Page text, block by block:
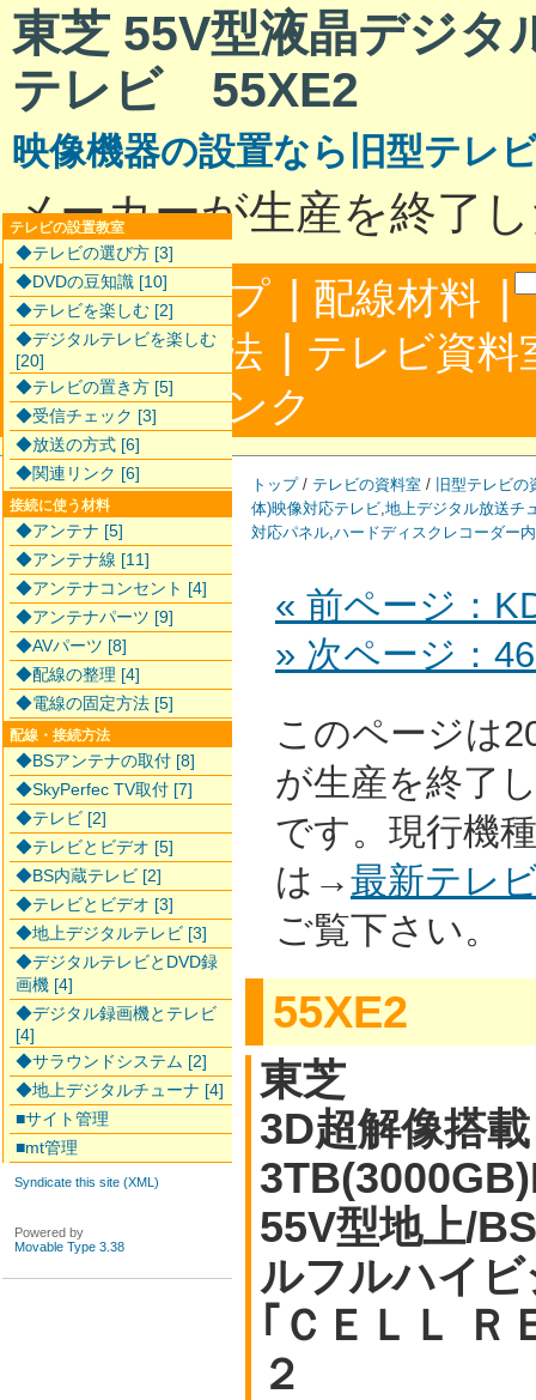
東芝 55V型液晶デジタ
テレビ 55XE2
映像機器の設置なら旧型テレ
メーカーが生産を終了
サイトマップ | 配線材料 |
配線接続方法 | テレビ資料
合わせ|リンク
トップ/ テレビの資料室 / 旧型テレビの
体)映像対応テレビ,地上デジタル放送チ
対応パネル,ハードディスクレコーダー
« 前ページ：
» 次ページ：
このページは
が生産を終了
です。現行機
は→最新テレ
ご覧下さい。
55XE2
東芝
3D超解像搭載
55V型地上/
ルフルハイ
｢ＣＥＬＬ Ｒ
２
テレビの設置教室
◆テレビの選び方 [3]
◆DVDの豆知識 [10]
◆テレビを楽しむ [2]
◆デジタルテレビを楽しむ
[20]
◆テレビの置き方 [5]
◆受信チェック [3]
◆放送の方式 [6]
◆関連リンク [6]
接続に使う材料
◆アンテナ [5]
◆アンテナ線 [11]
◆アンテナコンセント [4]
◆アンテナパーツ [9]
◆AVパーツ [8]
◆配線の整理 [4]
◆電線の固定方法 [5]
配線・接続方法
◆BSアンテナの取付 [8]
◆SkyPerfec TV取付 [7]
◆テレビ [2]
◆テレビとビデオ [5]
◆BS内蔵テレビ [2]
◆テレビとビデオ [3]
◆地上デジタルテレビ [3]
◆デジタルテレビとDVD録
画機 [4]
◆デジタル録画機とテレビ
[4]
◆サラウンドシステム [2]
◆地上デジタルチューナ [4]
■サイト管理
■mt管理
Syndicate this site (XML)
Powered by
Movable Type 3.38